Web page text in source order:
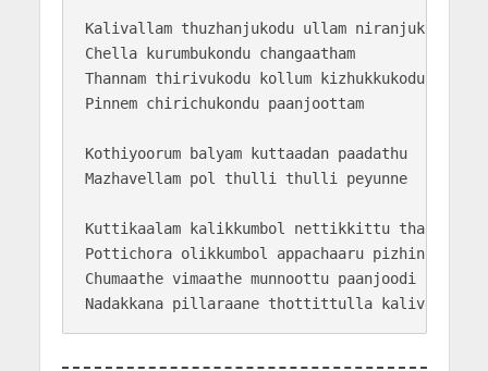
Kalivallam thuzhanjukodu ullam niranjukodu
Chella kurumbukondu changaatham
Thannam thirivukodu kollum kizhukkukodu
Pinnem chirichukondu paanjoottam
Kothiyoorum balyam kuttaadan paadathu
Mazhavellam pol thulli thulli peyunne
Kuttikaalam kalikkumbol nettikkittu
Pottichora olikkumbol appachaaru pizhinjittu
Chumaathe vimaathe munnoottu paanjoodi